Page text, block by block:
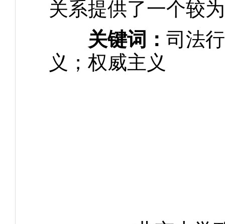
关系提供了一个较
关键词： 司法
义；权威主义